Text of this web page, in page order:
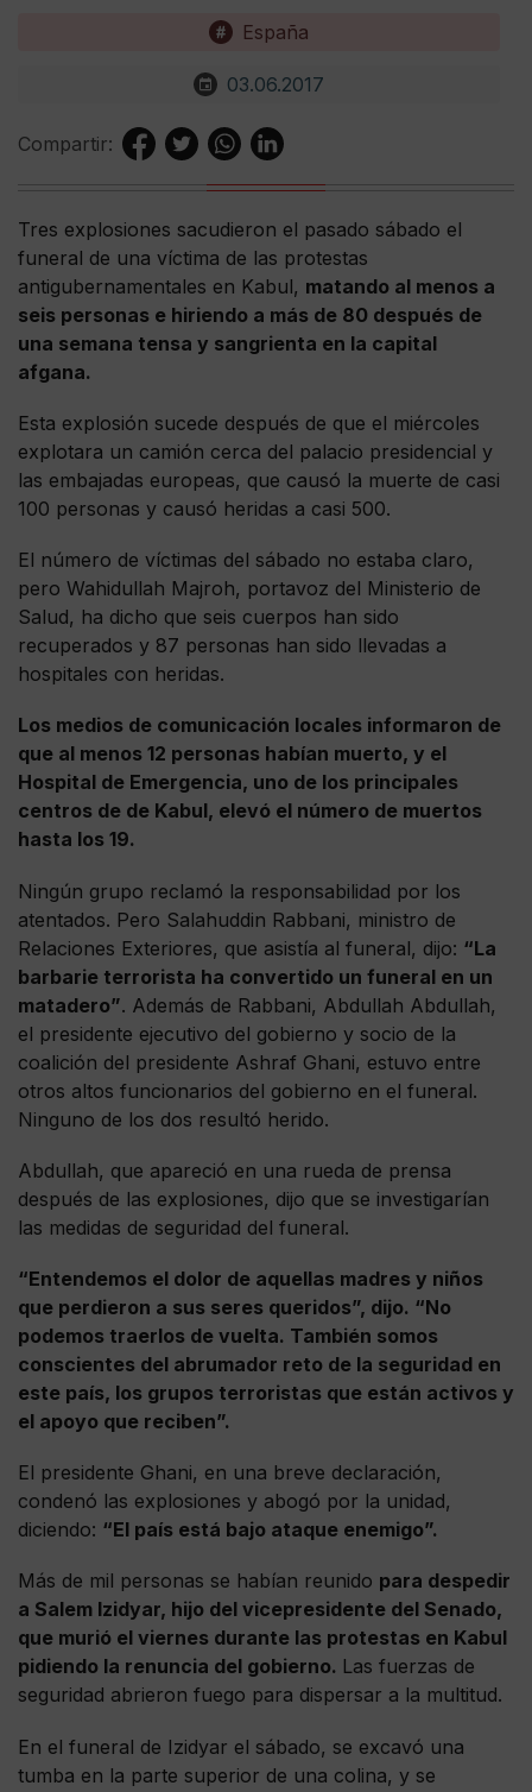
España
03.06.2017
Compartir:
Tres explosiones sacudieron el pasado sábado el
funeral de una víctima de las protestas
antigubernamentales en Kabul, matando al menos a
seis personas e hiriendo a más de 80 después de
una semana tensa y sangrienta en la capital
afgana.
Esta explosión sucede después de que el miércoles
explotara un camión cerca del palacio presidencial y
las embajadas europeas, que causó la muerte de casi
100 personas y causó heridas a casi 500.
El número de víctimas del sábado no estaba claro,
pero Wahidullah Majroh, portavoz del Ministerio de
Salud, ha dicho que seis cuerpos han sido
recuperados y 87 personas han sido llevadas a
hospitales con heridas.
Los medios de comunicación locales informaron de
que al menos 12 personas habían muerto, y el
Hospital de Emergencia, uno de los principales
centros de de Kabul, elevó el número de muertos
hasta los 19.
Ningún grupo reclamó la responsabilidad por los
atentados. Pero Salahuddin Rabbani, ministro de
Relaciones Exteriores, que asistía al funeral, dijo: “La
barbarie terrorista ha convertido un funeral en un
matadero”. Además de Rabbani, Abdullah Abdullah,
el presidente ejecutivo del gobierno y socio de la
coalición del presidente Ashraf Ghani, estuvo entre
otros altos funcionarios del gobierno en el funeral.
Ninguno de los dos resultó herido.
Abdullah, que apareció en una rueda de prensa
después de las explosiones, dijo que se investigarían
las medidas de seguridad del funeral.
“Entendemos el dolor de aquellas madres y niños
que perdieron a sus seres queridos”, dijo. “No
podemos traerlos de vuelta. También somos
conscientes del abrumador reto de la seguridad en
este país, los grupos terroristas que están activos y
el apoyo que reciben”.
El presidente Ghani, en una breve declaración,
condenó las explosiones y abogó por la unidad,
diciendo: “El país está bajo ataque enemigo”.
Más de mil personas se habían reunido para despedir
a Salem Izidyar, hijo del vicepresidente del Senado,
que murió el viernes durante las protestas en Kabul
pidiendo la renuncia del gobierno. Las fuerzas de
seguridad abrieron fuego para dispersar a la multitud.
En el funeral de Izidyar el sábado, se excavó una
tumba en la parte superior de una colina, y se